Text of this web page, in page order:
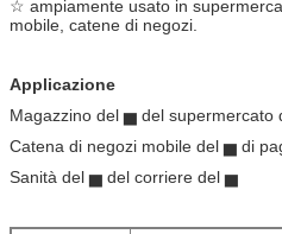
☆ ampiamente usato in
mobile, catene di negozi.
Applicazione
Magazzino del ▅ del supermercato
Catena di negozi mobile del ▅ di
Sanità del ▅ del corriere del ▅